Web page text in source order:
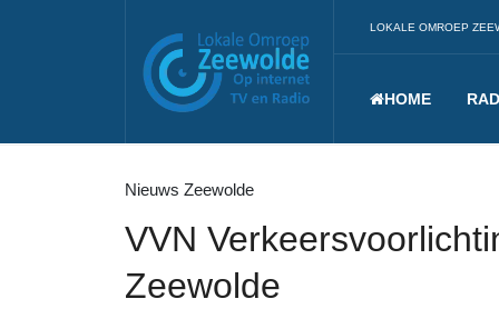
LOKALE OMROEP
HOME
Nieuws Zeewolde
VVN
Zeewolde